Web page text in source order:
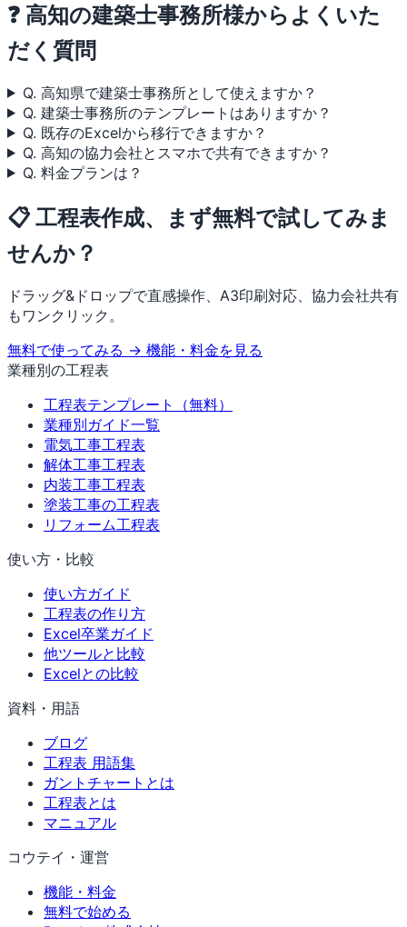
❓ 高知の建築士事務所様からよくいた
だく質問
Q. 高知県で建築士事務所として使えますか？
Q. 建築士事務所のテンプレートはありますか？
Q. 既存のExcelから移行できますか？
Q. 高知の協力会社とスマホで共有できますか？
Q. 料金プランは？
📋 工程表作成、まず無料で試してみま
せんか？
ドラッグ&ドロップで直感操作、A3印刷対応、協力会社共有
もワンクリック。
無料で使ってみる → 機能・料金を見る
業種別の工程表
工程表テンプレート（無料）
業種別ガイド一覧
電気工事工程表
解体工事工程表
内装工事工程表
塗装工事の工程表
リフォーム工程表
使い方・比較
使い方ガイド
工程表の作り方
Excel卒業ガイド
他ツールと比較
Excelとの比較
資料・用語
ブログ
工程表 用語集
ガントチャートとは
工程表とは
マニュアル
コウテイ・運営
機能・料金
無料で始める